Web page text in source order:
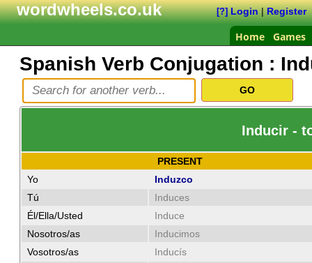
wordwheels.co.uk [?] Login|Register
Home Games
Spanish Verb Conjugation :
Inducir -
PRESENT
Yo
Induzco
Tú
Induces
Él/Ella/Usted
Induce
Nosotros/as
Inducimos
Vosotros/as
Inducís